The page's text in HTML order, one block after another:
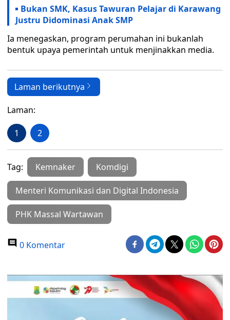
Bukan SMK, Kasus Tawuran Pelajar di Karawang
Justru Didominasi Anak SMP
Ia menegaskan, program perumahan ini bukanlah
bentuk upaya pemerintah untuk menjinakkan media.
Laman berikutnya
Laman:
1 2
Tag: Kemnaker Komdigi
Menteri Komunikasi dan Digital Indonesia
PHK Massal Wartawan
0 Komentar